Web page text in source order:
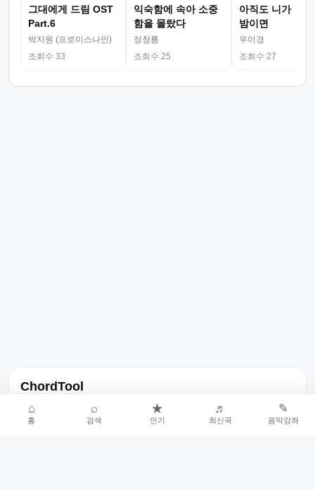
그대에게 드림 OST
Part.6
박지원 (프로미스나인)
조회수 33
익숙함에 속아 소중
함을 몰랐다
정창룡
조회수 25
아직도 니가 그
밤이면
우이경
조회수 27
ChordTool
노래 가사, 곡 정보, 코드, 악보를 한곳에서 찾을 수 있는 음악 정보
서비스입니다.
⌂
홈
⌕
검색
★
인기
♬
최신곡
✎
음악강좌